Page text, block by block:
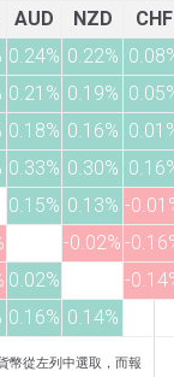
AUD NZD
CHF
0.24% 0.22%
0.21% 0.19%
0.18% 0.16%
0.33% 0.30%
0.15% 0.13% -
-0.02% -
0.02%
-
0.16% 0.14%
幣從左列中選取，而報